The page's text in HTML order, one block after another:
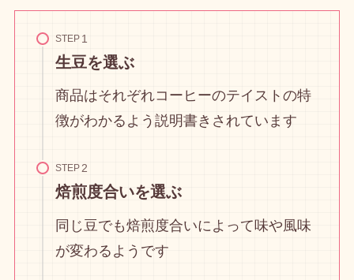
STEP
生豆を選ぶ
商品はそれぞれコーヒーのテイストの特
徴がわかるよう説明書きされています
STEP
焙煎度合いを選ぶ
同じ豆でも焙煎度合いによって味や風味
が変わるようです